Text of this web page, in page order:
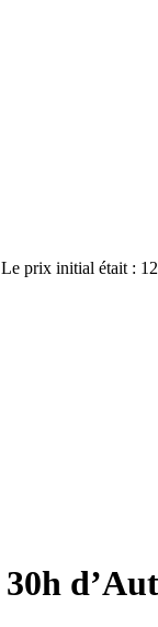
Le prix initial était :